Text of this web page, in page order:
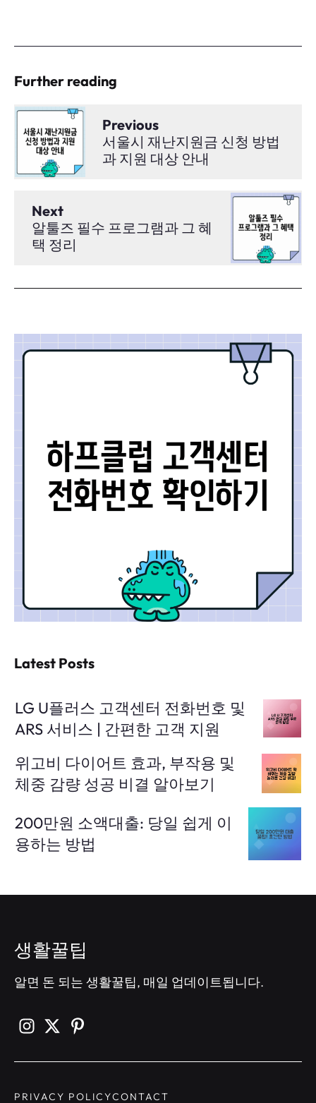
Further reading
Previous
서울시 재난지원금 신청 방법
과 지원 대상 안내
Next
알툴즈 필수 프로그램과 그 혜
택 정리
Latest Posts
LG U플러스 고객센터 전화번호 및
ARS 서비스 | 간편한 고객 지원
위고비 다이어트 효과, 부작용 및
체중 감량 성공 비결 알아보기
200만원 소액대출: 당일 쉽게 이
용하는 방법
생활꿀팁
알면 돈 되는 생활꿀팁, 매일 업데이트됩니다.
PRIVACY POLICYCONTACT